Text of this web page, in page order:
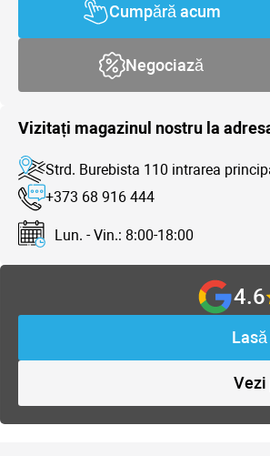
Cumpără acum
Negociază
Vizitați magazinul nostru la
Strd. Burebista 110 intrarea
+373 68 916 444
Lun. - Vin.: 8:00-18:00
4.6
Vezi